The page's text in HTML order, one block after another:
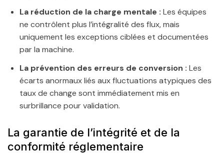
La réduction de la charge mentale : Les équipes
ne contrôlent plus l’intégralité des flux, mais
uniquement les exceptions ciblées et documentées
par la machine.
La prévention des erreurs de conversion : Les
écarts anormaux liés aux fluctuations atypiques des
taux de change sont immédiatement mis en
surbrillance pour validation.
La garantie de l’intégrité et de la
conformité réglementaire